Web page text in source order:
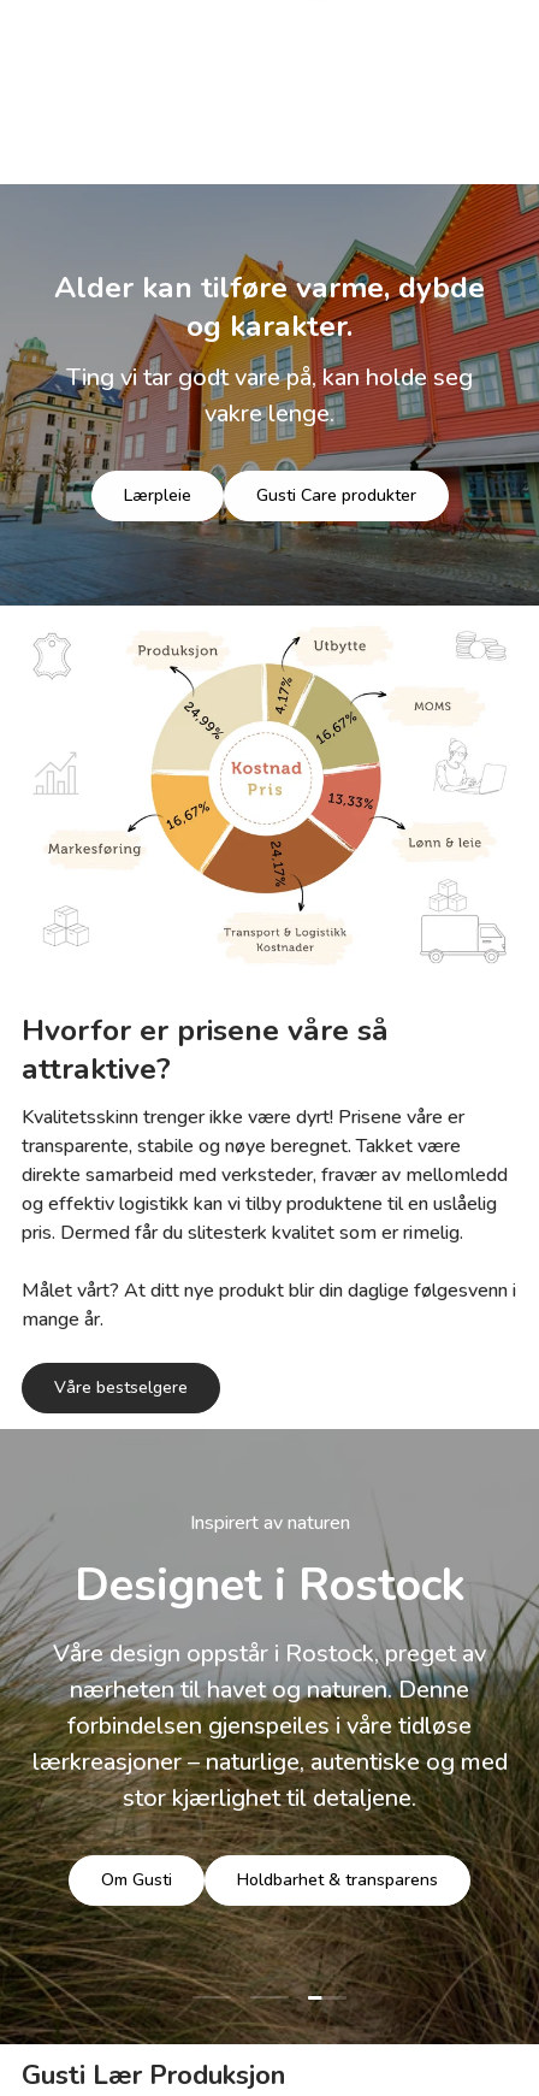
Alder kan tilføre varme, dybde
og karakter.
Ting vi tar godt vare på, kan holde seg
vakre lenge.
Lærpleie Gusti Care produkter
Hvorfor er prisene våre så
attraktive?
Kvalitetsskinn trenger ikke være dyrt! Prisene våre er
transparente, stabile og nøye beregnet. Takket være
direkte samarbeid med verksteder, fravær av mellomledd
og effektiv logistikk kan vi tilby produktene til en uslåelig
pris. Dermed får du slitesterk kvalitet som er rimelig.
Målet vårt? At ditt nye produkt blir din daglige følgesvenn i
mange år.
Våre bestselgere
Inspirert av naturen
Designet i Rostock
Våre design oppstår i Rostock, preget av
nærheten til havet og naturen. Denne
forbindelsen gjenspeiles i våre tidløse
lærkreasjoner – naturlige, autentiske og med
stor kjærlighet til detaljene.
Om Gusti Holdbarhet & transparens
Last lysbilde 1 av 3
Last lysbilde 2 av 3
Last lysbilde 3 av 3
Gusti Lær Produksjon